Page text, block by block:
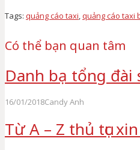
Tags: quảng cáo taxi,quảng cáo taxi
Có thể bạn quan tâm
Danh bạ tổng đài
16/01/2018Candy Anh
Từ A – Z thủ tục